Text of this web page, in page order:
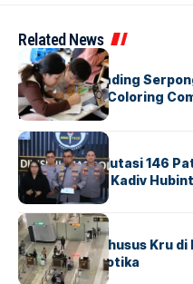
Related News
BERITAINDEX
Atria Hotel Gading
Lewat Family Coloring
Indonesia
BERITA
Mabes Polri Mutasi 146
Untung Jabat Kadiv
BANDARABERITA
Ketika Jalur Khusus Kru
Sindikat Narkotika